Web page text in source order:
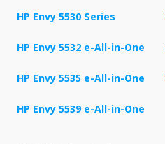
HP Envy 5530 Series
HP Envy 5532 e-All-in-One
HP Envy 5535 e-All-in-One
HP Envy 5539 e-All-in-One